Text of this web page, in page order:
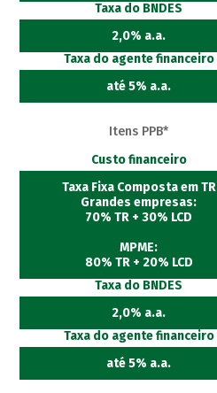
Taxa do BNDES
2,0% a.a.
Taxa do agente financeiro
até 5% a.a.
Itens PPB*
Custo financeiro
Taxa Fixa Composta em TR
Grandes empresas:
70% TR + 30% LCD
MPME:
80% TR + 20% LCD
Taxa do BNDES
2,0% a.a.
Taxa do agente financeiro
até 5% a.a.